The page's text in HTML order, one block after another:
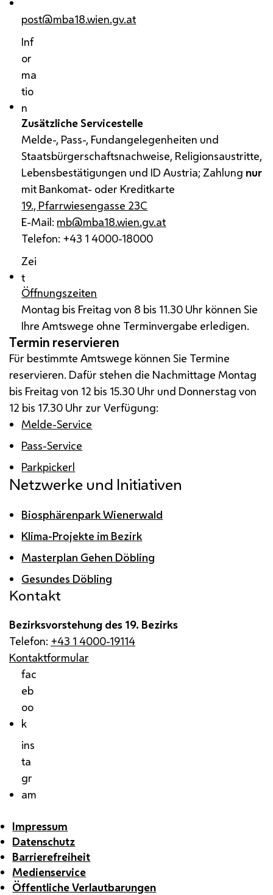
post@mba18.wien.gv.at
Inf
or
ma
tio
n
Zusätzliche Servicestelle
Melde-, Pass-, Fundangelegenheiten und
Staatsbürgerschaftsnachweise, Religionsaustritte,
Lebensbestätigungen und ID Austria; Zahlung nur
mit Bankomat- oder Kreditkarte
19., Pfarrwiesengasse 23C
E-Mail: mb@mba18.wien.gv.at
Telefon: +43 1 4000-18000
Zei
t
Öffnungszeiten
Montag bis Freitag von 8 bis 11.30 Uhr können Sie
Ihre Amtswege ohne Terminvergabe erledigen.
Termin reservieren
Für bestimmte Amtswege können Sie Termine
reservieren. Dafür stehen die Nachmittage Montag
bis Freitag von 12 bis 15.30 Uhr und Donnerstag von
12 bis 17.30 Uhr zur Verfügung:
Melde-Service
Pass-Service
Parkpickerl
Netzwerke und Initiativen
Biosphärenpark Wienerwald
Klima-Projekte im Bezirk
Masterplan Gehen Döbling
Gesundes Döbling
Kontakt
Bezirksvorstehung des 19. Bezirks
Telefon: +43 1 4000-19114
Kontaktformular
fac
eb
oo
k
ins
ta
gr
am
Impressum
Datenschutz
Barrierefreiheit
Medienservice
Öffentliche Verlautbarungen